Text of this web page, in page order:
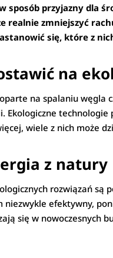
sposób przyjazny dla
realnie zmniejszyć
się, które z
na
na spalaniu węgla
Ekologiczne
wiele z nich może
z natury
rozwiązań
niezwykle efektywny,
się w nowoczesnych